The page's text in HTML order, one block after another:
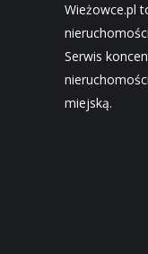
Wieżowce.pl
Serwis
miejską.